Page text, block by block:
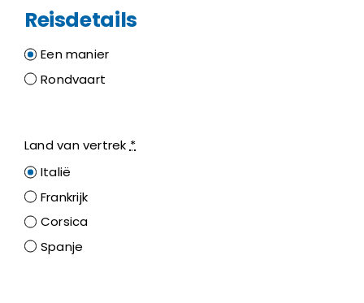
Reisdetails
Een manier
Rondvaart
Land van vertrek*
Italië
Frankrijk
Corsica
Spanje